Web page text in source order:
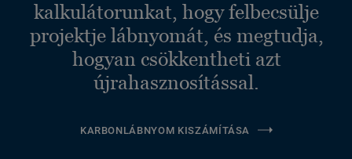
kalkulátorunkat, hogy felbecsülje
projektje lábnyomát, és megtudja,
hogyan csökkentheti azt
újrahasznosítással.
KARBONLÁBNYOM KISZÁMÍTÁSA